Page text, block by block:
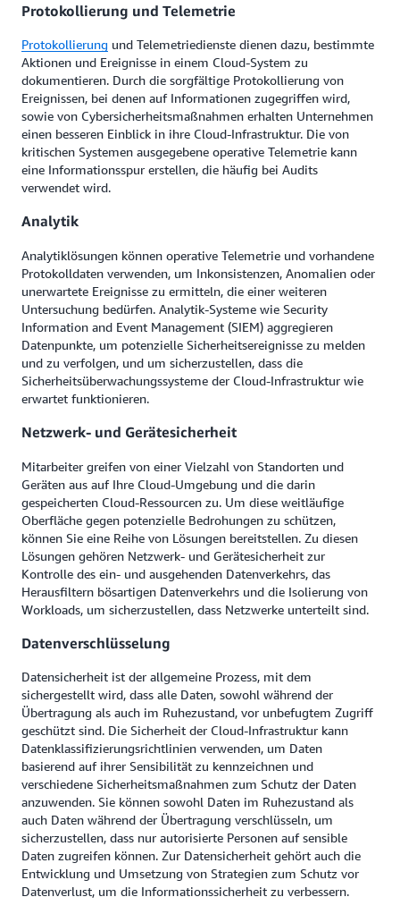
Protokollierung und Telemetrie
Protokollierung und Telemetriedienste dienen dazu, bestimmte
Aktionen und Ereignisse in einem Cloud-System zu
dokumentieren. Durch die sorgfältige Protokollierung von
Ereignissen, bei denen auf Informationen zugegriffen wird,
sowie von Cybersicherheitsmaßnahmen erhalten Unternehmen
einen besseren Einblick in ihre Cloud-Infrastruktur. Die von
kritischen Systemen ausgegebene operative Telemetrie kann
eine Informationsspur erstellen, die häufig bei Audits
verwendet wird.
Analytik
Analytiklösungen können operative Telemetrie und vorhandene
Protokolldaten verwenden, um Inkonsistenzen, Anomalien oder
unerwartete Ereignisse zu ermitteln, die einer weiteren
Untersuchung bedürfen. Analytik-Systeme wie Security
Information and Event Management (SIEM) aggregieren
Datenpunkte, um potenzielle Sicherheitsereignisse zu melden
und zu verfolgen, und um sicherzustellen, dass die
Sicherheitsüberwachungssysteme der Cloud-Infrastruktur wie
erwartet funktionieren.
Netzwerk- und Gerätesicherheit
Mitarbeiter greifen von einer Vielzahl von Standorten und
Geräten aus auf Ihre Cloud-Umgebung und die darin
gespeicherten Cloud-Ressourcen zu. Um diese weitläufige
Oberfläche gegen potenzielle Bedrohungen zu schützen,
können Sie eine Reihe von Lösungen bereitstellen. Zu diesen
Lösungen gehören Netzwerk- und Gerätesicherheit zur
Kontrolle des ein- und ausgehenden Datenverkehrs, das
Herausfiltern bösartigen Datenverkehrs und die Isolierung von
Workloads, um sicherzustellen, dass Netzwerke unterteilt sind.
Datenverschlüsselung
Datensicherheit ist der allgemeine Prozess, mit dem
sichergestellt wird, dass alle Daten, sowohl während der
Übertragung als auch im Ruhezustand, vor unbefugtem Zugriff
geschützt sind. Die Sicherheit der Cloud-Infrastruktur kann
Datenklassifizierungsrichtlinien verwenden, um Daten
basierend auf ihrer Sensibilität zu kennzeichnen und
verschiedene Sicherheitsmaßnahmen zum Schutz der Daten
anzuwenden. Sie können sowohl Daten im Ruhezustand als
auch Daten während der Übertragung verschlüsseln, um
sicherzustellen, dass nur autorisierte Personen auf sensible
Daten zugreifen können. Zur Datensicherheit gehört auch die
Entwicklung und Umsetzung von Strategien zum Schutz vor
Datenverlust, um die Informationssicherheit zu verbessern.